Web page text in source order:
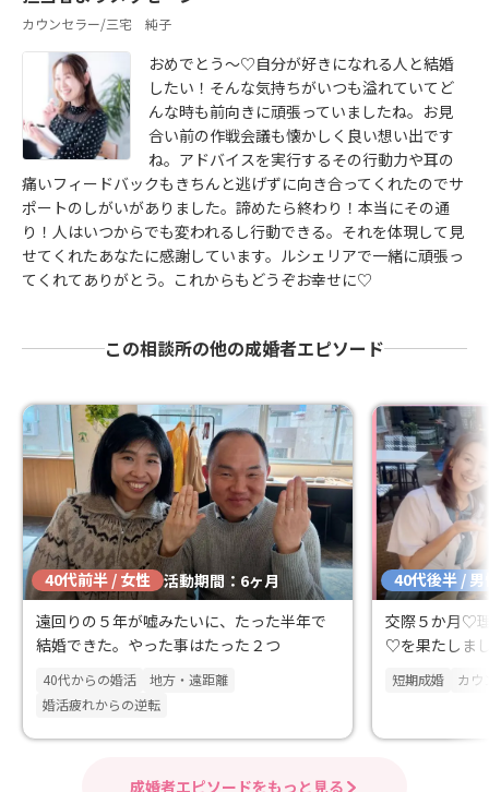
カウンセラー/三宅 純子
おめでとう～♡自分が好きになれる人と結婚
したい！そんな気持ちがいつも溢れていてど
んな時も前向きに頑張っていましたね。お見
合い前の作戦会議も懐かしく良い想い出です
ね。アドバイスを実行するその行動力や耳の
痛いフィードバックもきちんと逃げずに向き合ってくれたのでサ
ポートのしがいがありました。諦めたら終わり！本当にその通
り！人はいつからでも変われるし行動できる。それを体現して見
せてくれたあなたに感謝しています。ルシェリアで一緒に頑張っ
てくれてありがとう。これからもどうぞお幸せに♡
この相談所の他の成婚者エピソード
40代前半 / 女性 活動期間：6ヶ月
遠回りの５年が嘘みたいに、たった半年で
結婚できた。やった事はたった２つ
40代からの婚活
地方・遠距離
婚活疲れからの逆転
40代後半 / 男
交際５か月♡
♡を果たしま
短期成婚 カウ
成婚者エピソードをもっと見る